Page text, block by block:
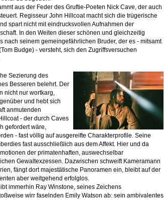
aus der Feder des Gruftie-Poeten Nick Cave, der auch
Regisseur John Hillcoat macht sich die trügerische
spart nicht mit eindrucksvollen Aufnahmen der
In den Weiten dieser schönen und gleichzeitig
nach seinem gemeingefährlichen Bruder, der es - mitsamt
Budge) - versteht, sich den Zugriffsversuchen
Sezierung des
Besseren belehrt. Der
nicht nur wortkarg,
und hebt sich
anmutenden
- der durch Caves
gefordert wäre,
- fast völlig auf ausgereifte Charakterprofile. Seine
fast ausschließlich aus dem Affekt. Hier und da
der primatenhaften, auswechselbar
Gewaltexzessen. Dazwischen schweift Kameramann
fängt dort majestätische Panoramen ein, bleibt auf der
aber weitgehend erfolglos.
immerhin Ray Winstone, seines Zeichens
wirr faselnden Emily Watson ab: sein ambivalentes